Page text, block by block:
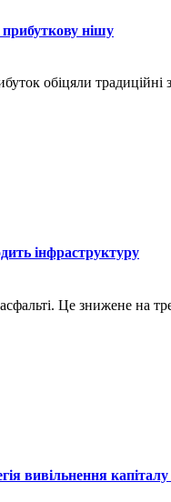
нішу
обіцяли
інфраструктуру
Це знижене на
вивільнення